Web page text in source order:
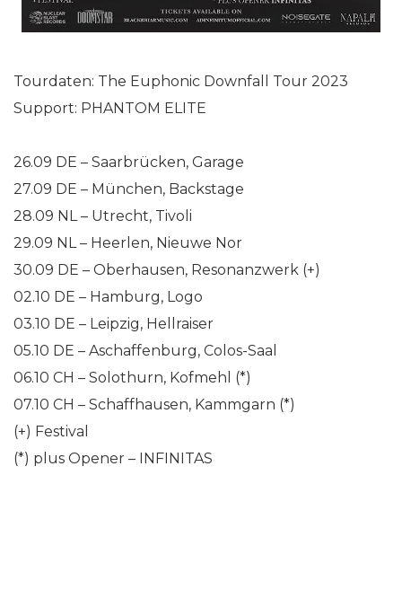
Tourdaten: The Euphonic Downfall Tour 2023
Support: PHANTOM ELITE
26.09 DE – Saarbrücken, Garage
27.09 DE – München, Backstage
28.09 NL – Utrecht, Tivoli
29.09 NL – Heerlen, Nieuwe Nor
30.09 DE – Oberhausen, Resonanzwerk (+)
02.10 DE – Hamburg, Logo
03.10 DE – Leipzig, Hellraiser
05.10 DE – Aschaffenburg, Colos-Saal
06.10 CH – Solothurn, Kofmehl (*)
07.10 CH – Schaffhausen, Kammgarn (*)
(+) Festival
(*) plus Opener – INFINITAS